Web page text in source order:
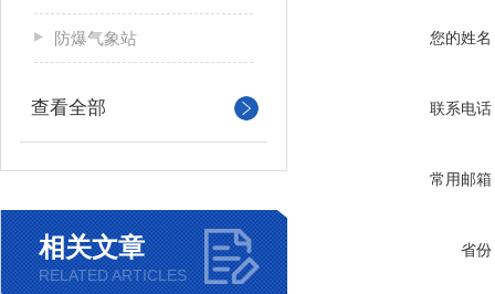
防爆气象站
查看全部
相关文章
RELATED ARTICLES
您的姓名
联系电话
常用邮箱
省份